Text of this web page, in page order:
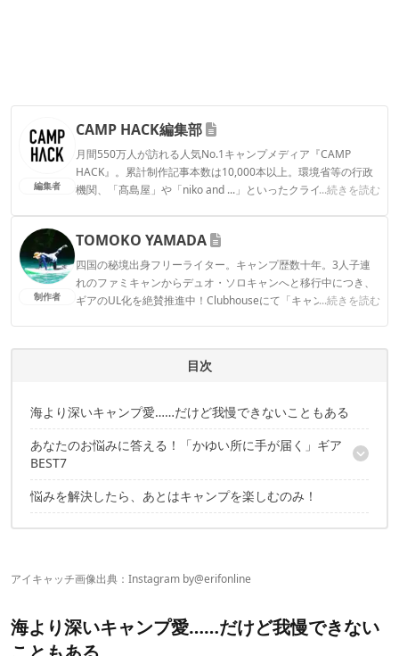
編集者
CAMP HACK編集部
月間550万人が訪れる人気No.1キャンプメディア『CAMP
HACK』。累計制作記事本数は10,000本以上。環境省等の行政
機関、「髙島屋」や「niko and ...」といったクライアントとの
...続きを読む
CAMP HACK編集部のプロフィール
制作者
TOMOKO YAMADA
四国の秘境出身フリーライター。キャンプ歴数十年。3人子連
れのファミキャンからデュオ・ソロキャンへと移行中につき、
ギアのUL化を絶賛推進中！Clubhouseにて「キャンパーさんよ
...続きを読む
TOMOKO YAMADAのプロフィール
目次
海より深いキャンプ愛……だけど我慢できないこともある
あなたのお悩みに答える！「かゆい所に手が届く」ギア
BEST7
キャンプではなるべく座ったまま作業したい……
食卓も調理台も1台のテーブルで兼用できたら……
悩みを解決したら、あとはキャンプを楽しむのみ！
アイキャッチ画像出典：Instagram by@erifonline
海より深いキャンプ愛……だけど我慢できない